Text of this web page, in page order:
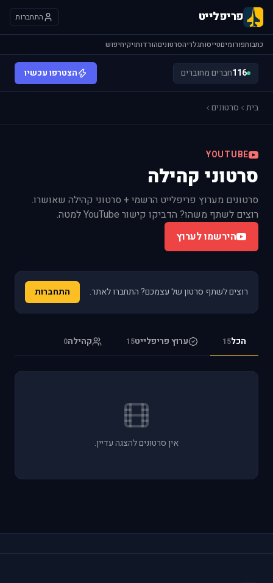
פריפלייט התחברות
כתבותפורומיםטייסותגלריהסרטוניםהורדותויקיחיפוש
116חברים מחוברים הצטרפו עכשיו
בית סרטונים
YOUTUBE
סרטוני קהילה
סרטונים מערוץ פריפלייט הרשמי + סרטוני קהילה שאושרו.
רוצים לשתף משהו? הדביקו קישור YouTube למטה.
הירשמו לערוץ
רוצים לשתף סרטון של עצמכם? התחברו לאתר. התחברות
הכל15 ערוץ פריפלייט15 קהילה0
אין סרטונים להצגה עדיין.